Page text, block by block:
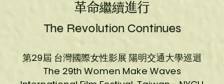
​革命繼續進行
The Revolution Continues
第29屆 台灣國際女性影展 陽明交通大學巡迴
The 29th Women Make Waves